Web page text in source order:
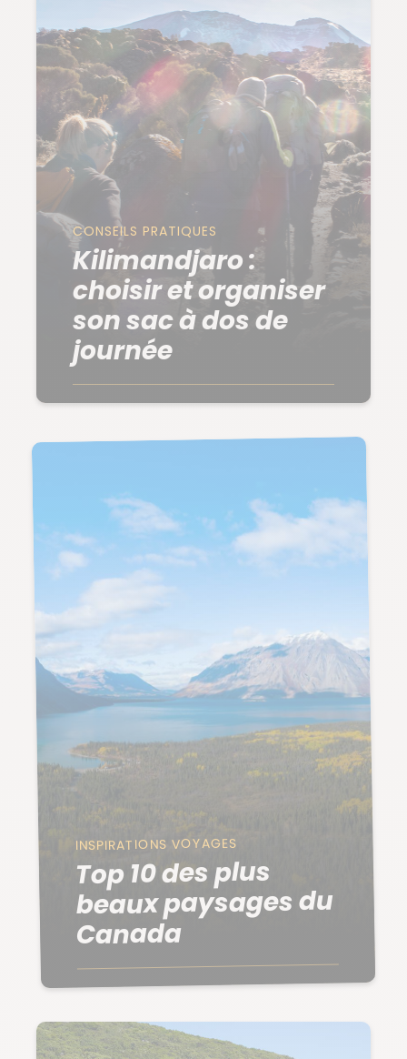
CONSEILS PRATIQUES
Kilimandjaro :
choisir et organiser
son sac à dos de
journée
INSPIRATIONS VOYAGES
Top 10 des plus
beaux paysages du
Canada